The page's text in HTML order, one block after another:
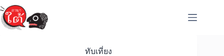
Skip
to
content
ทับเที่ยง